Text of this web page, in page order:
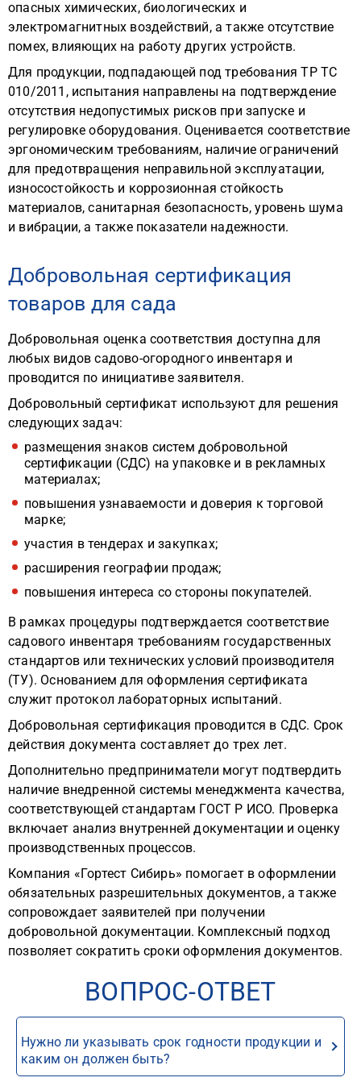
опасных химических, биологических и
электромагнитных воздействий, а также отсутствие
помех, влияющих на работу других устройств.
Для продукции, подпадающей под требования ТР ТС
010/2011, испытания направлены на подтверждение
отсутствия недопустимых рисков при запуске и
регулировке оборудования. Оценивается соответствие
эргономическим требованиям, наличие ограничений
для предотвращения неправильной эксплуатации,
износостойкость и коррозионная стойкость
материалов, санитарная безопасность, уровень шума
и вибрации, а также показатели надежности.
Добровольная сертификация
товаров для сада
Добровольная оценка соответствия доступна для
любых видов садово-огородного инвентаря и
проводится по инициативе заявителя.
Добровольный сертификат используют для решения
следующих задач:
размещения знаков систем добровольной
сертификации (СДС) на упаковке и в рекламных
материалах;
повышения узнаваемости и доверия к торговой
марке;
участия в тендерах и закупках;
расширения географии продаж;
повышения интереса со стороны покупателей.
В рамках процедуры подтверждается соответствие
садового инвентаря требованиям государственных
стандартов или технических условий производителя
(ТУ). Основанием для оформления сертификата
служит протокол лабораторных испытаний.
Добровольная сертификация проводится в СДС. Срок
действия документа составляет до трех лет.
Дополнительно предприниматели могут подтвердить
наличие внедренной системы менеджмента качества,
соответствующей стандартам ГОСТ Р ИСО. Проверка
включает анализ внутренней документации и оценку
производственных процессов.
Компания «Гортест Сибирь» помогает в оформлении
обязательных разрешительных документов, а также
сопровождает заявителей при получении
добровольной документации. Комплексный подход
позволяет сократить сроки оформления документов.
ВОПРОС-ОТВЕТ
Нужно ли указывать срок годности продукции и
каким он должен быть?